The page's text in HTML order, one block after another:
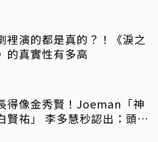
裡演的都是真的？！《淚之
的真實性有多高
得像金秀賢！Joeman「神
賢祐」 李多慧秒認出：頭髮